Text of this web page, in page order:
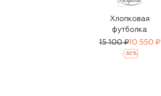
Хлопковая
футболка
15 100 ₽10 550 ₽
-30 %